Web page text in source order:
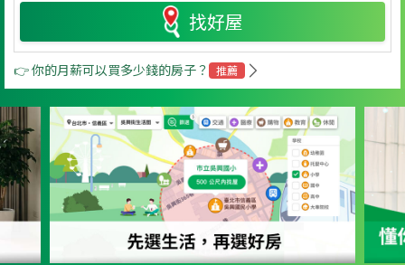
找好屋
👉 你的月薪可以買多少錢的房子？ 推薦